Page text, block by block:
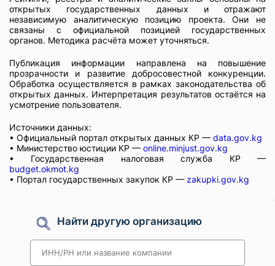
открытых государственных данных и отражают
независимую аналитическую позицию проекта. Они не
связаны с официальной позицией государственных
органов. Методика расчёта может уточняться.
Публикация информации направлена на повышение
прозрачности и развитие добросовестной конкуренции.
Обработка осуществляется в рамках законодательства об
открытых данных. Интерпретация результатов остаётся на
усмотрение пользователя.
Источники данных:
• Официальный портал открытых данных КР — data.gov.kg
• Министерство юстиции КР — online.minjust.gov.kg
• Государственная налоговая служба КР —
budget.okmot.kg
• Портал государственных закупок КР — zakupki.gov.kg
Найти другую организацию